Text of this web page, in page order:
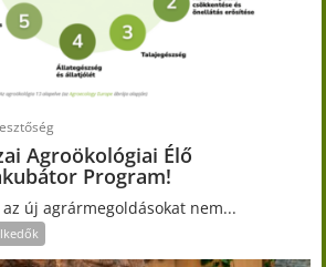
Agroökológiai Élő
Program!
új agrármegoldásokat nem...